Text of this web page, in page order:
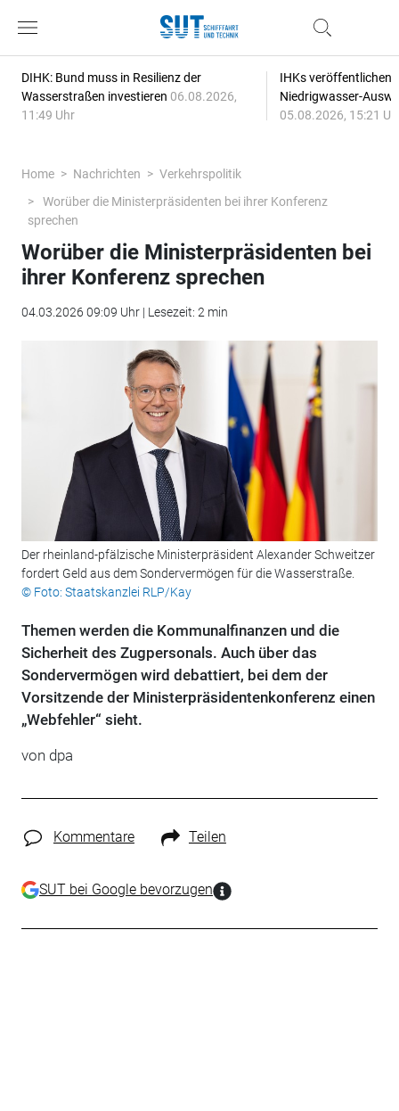
DIHK: Bund muss in Resilienz der
Wasserstraßen investieren 06.08.2026,
11:49 Uhr
IHKs veröffentlichen
Niedrigwasser-
05.08.2026, 15:21
Home Nachrichten
Verkehrspolitik
Worüber die Ministerpräsidenten bei ihrer Konferenz
sprechen
Worüber die Ministerpräsidenten bei
ihrer Konferenz sprechen
04.03.2026 09:09 Uhr | Lesezeit: 2 min
Der rheinland-pfälzische Ministerpräsident Alexander Schweitzer
fordert Geld aus dem Sondervermögen für die Wasserstraße.
© Foto: Staatskanzlei RLP/Kay
Themen werden die Kommunalfinanzen und die
Sicherheit des Zugpersonals. Auch über das
Sondervermögen wird debattiert, bei dem der
Vorsitzende der Ministerpräsidentenkonferenz einen
„Webfehler“ sieht.
von dpa
Kommentare Teilen
SUT bei Google bevorzugen